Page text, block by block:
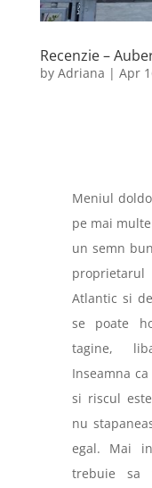
Recenzie –
by Adriana | Apr
Meniul
pe mai
un semn
Atlantic si
se poate
tagine,
Inseamna
si riscul
nu
egal. Mai
trebuie sa